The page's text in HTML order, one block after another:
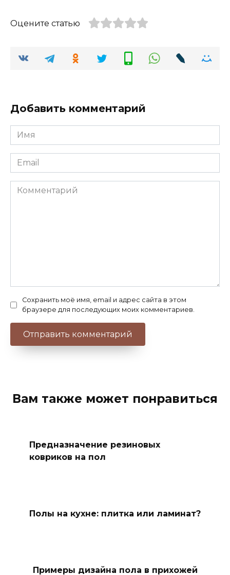
Оцените статью
Добавить комментарий
Имя
*
Email
*
Комментарий
Сохранить моё имя, email и адрес сайта в этом
браузере для последующих моих комментариев.
Вам также может понравиться
Предназначение резиновых
ковриков на пол
Полы на кухне: плитка или ламинат?
Примеры дизайна пола в прихожей